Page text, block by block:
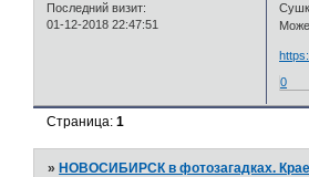
Последний визит:
01-12-2018 22:47:51
0
Страница:1
»НОВОСИБИРСК в фотозагадках.